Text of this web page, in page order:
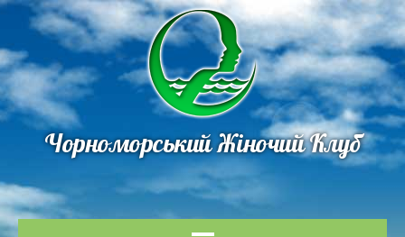
Чорноморський Жіночий Клуб